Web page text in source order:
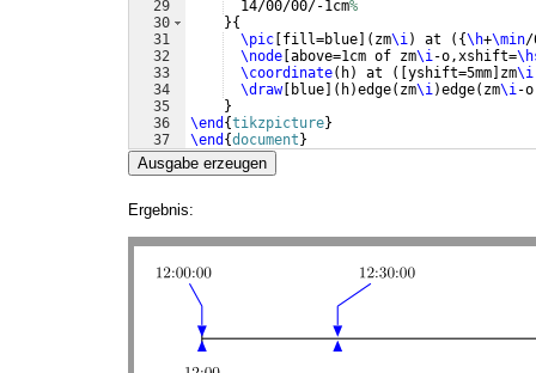
29
30
31
32
33
34
35
36
37
  14/00/00/-1cm
%
}{
\pic fill=blue ( zm\i) at ({\h+\min/
\node above=1cm of zm\i-o,xshift=
\coordinate( h) at ([ yshift=5mm zm\i
\draw[ blue ( h)edge( zm\i)edge( zm\i-o
}
\end {tikzpicture}
\end {document }
Ausgabe erzeugen
Ergebnis: